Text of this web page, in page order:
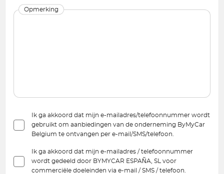
Opmerking
Ik ga akkoord dat mijn e-mailadres/telefoonnummer wordt
gebruikt om aanbiedingen van de onderneming ByMyCar
Belgium te ontvangen per e-mail/SMS/telefoon.
Ik ga akkoord dat mijn e-mailadres / telefoonnummer
wordt gedeeld door BYMYCAR ESPAÑA, SL voor
commerciële doeleinden via e-mail / SMS / telefoon.